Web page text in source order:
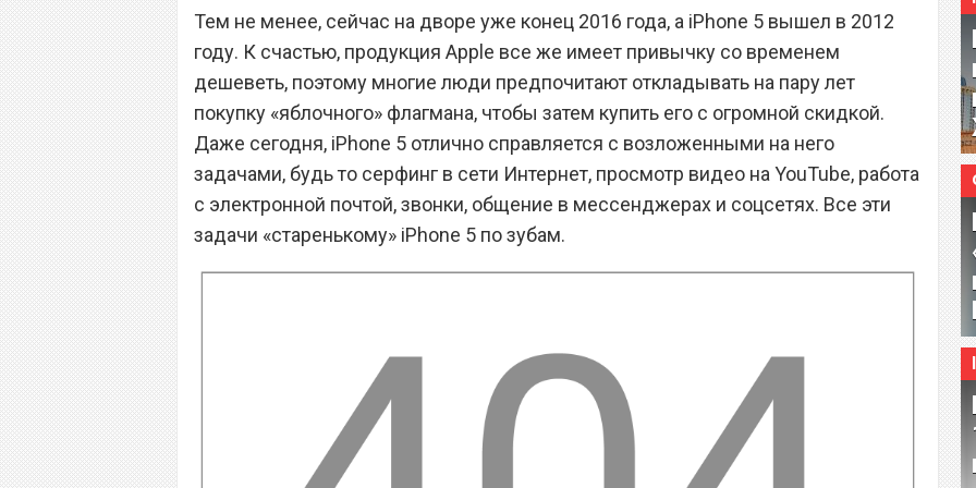
Тем не менее, сейчас на дворе уже конец 2016 года, а iPhone 5 вышел в 2012
году. К счастью, продукция Apple все же имеет привычку со временем
дешеветь, поэтому многие люди предпочитают откладывать на пару лет
покупку «яблочного» флагмана, чтобы затем купить его с огромной скидкой.
Даже сегодня, iPhone 5 отлично справляется с возложенными на него
задачами, будь то серфинг в сети Интернет, просмотр видео на YouTube, работа
с электронной почтой, звонки, общение в мессенджерах и соцсетях. Все эти
задачи «старенькому» iPhone 5 по зубам.